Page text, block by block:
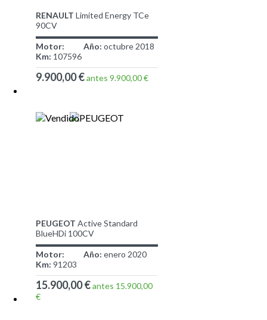
RENAULT Limited Energy TCe
90CV
Motor: Año: octubre 2018
Km: 107596
9.900,00 €antes 9.900,00 €
PEUGEOT Active Standard
BlueHDi 100CV
Motor: Año: enero 2020
Km: 91203
15.900,00 €antes 15.900,00
€